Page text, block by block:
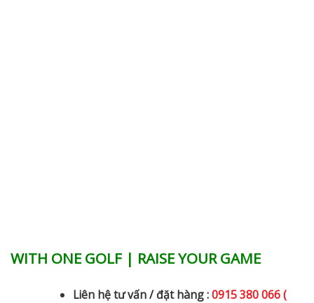
WITH ONE GOLF | RAISE YOUR GAME
Liên hệ tư vấn / đặt hàng :0915 380 066 (